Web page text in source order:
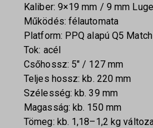
Kaliber: 9×19 mm / 9 mm
Működés: félautomata
Platform: PPQ alapú Q5
Tok: acél
Csőhossz: 5″ / 127 mm
Teljes hossz: kb. 220 mm
Szélesség: kb. 39 mm
Magasság: kb. 150 mm
Tömeg: kb. 1,18–1,2 kg